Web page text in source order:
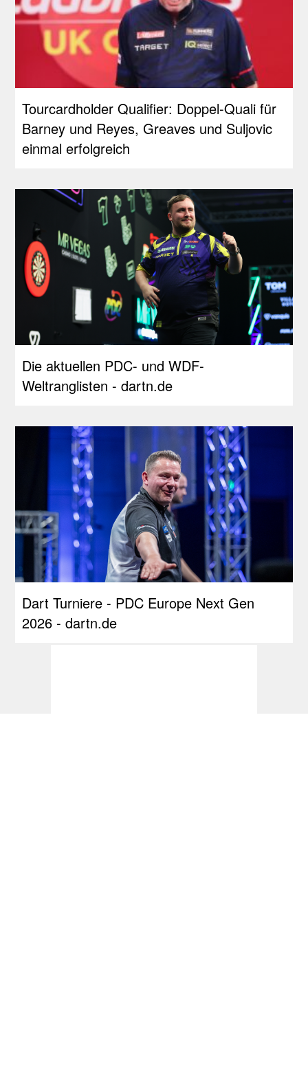
Tourcardholder Qualifier: Doppel-Quali für
Barney und Reyes, Greaves und Suljovic
einmal erfolgreich
Die aktuellen PDC- und WDF-
Weltranglisten - dartn.de
Dart Turniere - PDC Europe Next Gen
2026 - dartn.de